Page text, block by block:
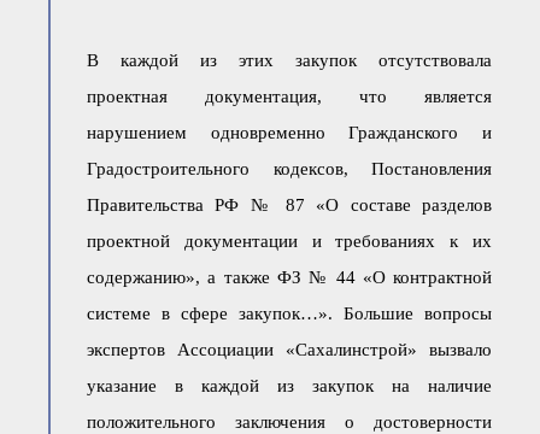
● Реестр членов
ООТСУО
● Реестр членов СРО
имеющих строительные
лаборатории
открытости
Охрана труда
Видеоматериалы
В каждой из этих закупок отсутствовала
проектная документация, что является
нарушением одновременно Гражданского и
Градостроительного кодексов, Постановления
Правительства РФ № 87 «О составе разделов
проектной документации и требованиях к их
содержанию», а также ФЗ № 44 «О контрактной
системе в сфере закупок…». Большие вопросы
экспертов Ассоциации «Сахалинстрой» вызвало
указание в каждой из закупок на наличие
положительного заключения о достоверности